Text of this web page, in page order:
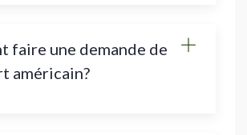
faire une demande de
américain?